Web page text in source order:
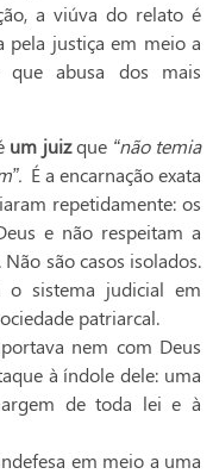
a viúva do relato é
pela justiça em meio a
que abusa dos mais
um juizque “não temia
É a encarnação exata
repetidamente: os
e não respeitam a
são casos isolados.
o sistema judicial em
patriarcal.
nem com Deus
à índole dele: uma
de toda lei e à
em meio a uma